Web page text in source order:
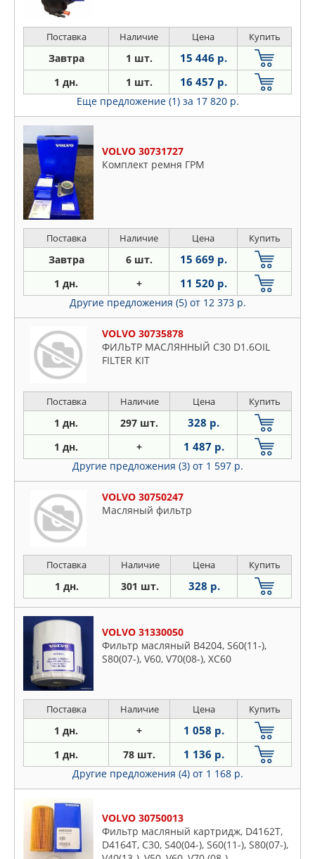
Поставка Наличие Цена Купить
Завтра 1 шт. 15 446 р.
1 дн. 1 шт. 16 457 р.
Еще предложение (1) за 17 820 р.
VOLVO 30731727
Комплект ремня ГРМ
Поставка Наличие Цена Купить
Завтра 6 шт. 15 669 р.
1 дн. + 11 520 р.
Другие предложения (5) от 12 373 р.
VOLVO 30735878
ФИЛЬТР МАСЛЯННЫЙ C30 D1.6OIL
FILTER KIT
Поставка Наличие Цена Купить
1 дн. 297 шт. 328 р.
1 дн. + 1 487 р.
Другие предложения (3) от 1 597 р.
VOLVO 30750247
Масляный фильтр
Поставка Наличие Цена Купить
1 дн. 301 шт. 328 р.
VOLVO 31330050
Фильтр масляный B4204, S60(11-),
S80(07-), V60, V70(08-), XC60
Поставка Наличие Цена Купить
1 дн. + 1 058 р.
1 дн. 78 шт. 1 136 р.
Другие предложения (4) от 1 168 р.
VOLVO 30750013
Фильтр масляный картридж, D4162T,
D4164T, C30, S40(04-), S60(11-), S80(07-),